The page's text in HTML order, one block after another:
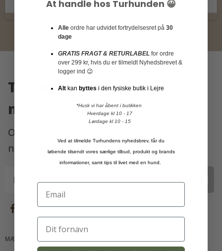
Tilmeld dig vores
nyhedsbrev!
Og være en af de første til at modtage
nyheder, konkurrencer og meget mere!
Tilmeld
MÆRKER
At handle hos Turhunden 😀
Alle ordre har udvidet fortrydelsesret på 30
dage
GRATIS FRAGT & RETURLABEL for ordre
over 299 kr, hvis du er tilmeldt Nyhedsbrevet &
logger ind 😉
Alt kan byttes i den fysiske butik i Lejre
*Husk vi har åbent i butikken
Hverdage kl 10 - 17
Lørdage kl 10 - 15
Ved at tilmelde Turhundens nyhedsbrev, får du
løbende tilsendt vores særlige tilbud, produkt og brands
informationer, samt tips til livet med en hund.